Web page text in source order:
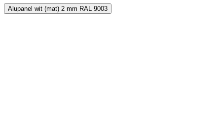
Alupanel wit (mat) 2 mm RAL 9003